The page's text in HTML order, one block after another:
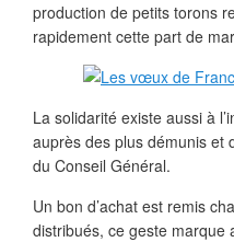
production de petits torons
rapidement cette part de
La solidarité existe aussi à
auprès des plus démunis et
du Conseil Général.
Un bon d’achat est remis
distribués, ce geste marque